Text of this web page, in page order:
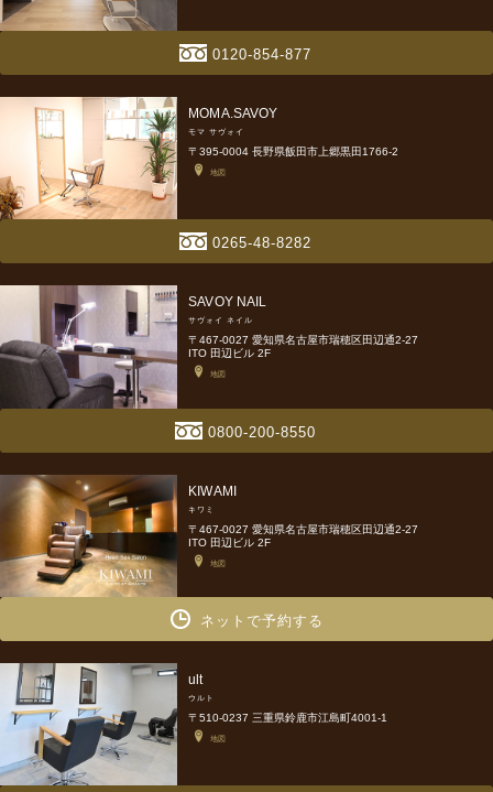
0120-854-877
MOMA.SAVOY
モマ サヴォイ
〒395-0004 長野県飯田市上郷黒田1766-2
地図
0265-48-8282
SAVOY NAIL
サヴォイ ネイル
〒467-0027 愛知県名古屋市瑞穂区田辺通2-27
ITO 田辺ビル 2F
地図
0800-200-8550
KIWAMI
キワミ
〒467-0027 愛知県名古屋市瑞穂区田辺通2-27
ITO 田辺ビル 2F
地図
ネットで予約する
ult
ウルト
〒510-0237 三重県鈴鹿市江島町4001-1
地図